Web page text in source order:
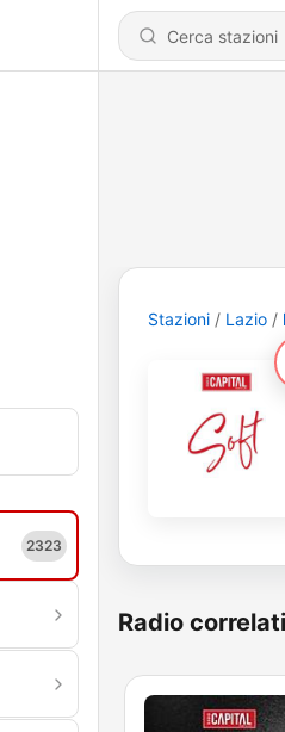
2323
Stazioni Lazio
Radio correlati